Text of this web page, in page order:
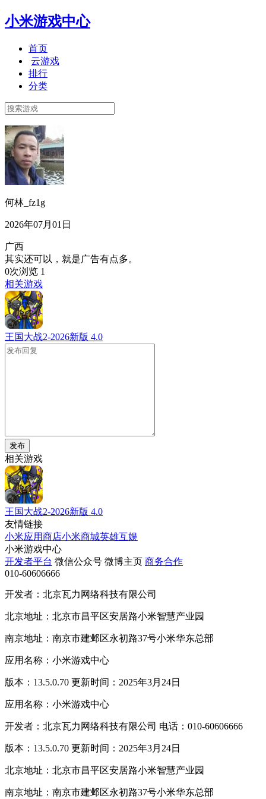
小米游戏中心
首页
云游戏
排行
分类
何林_fz1g
2026年07月01日
广西
其实还可以，就是广告有点多。
0次浏览 1
相关游戏
王国大战2-2026新版 4.0
发布
相关游戏
王国大战2-2026新版 4.0
友情链接
小米应用商店小米商城英雄互娱
小米游戏中心
开发者平台 微信公众号 微博主页 商务合作
010-60606666
开发者：北京瓦力网络科技有限公司
北京地址：北京市昌平区安居路小米智慧产业园
南京地址：南京市建邺区永初路37号小米华东总部
应用名称：小米游戏中心
版本：13.5.0.70 更新时间：2025年3月24日
应用名称：小米游戏中心
开发者：北京瓦力网络科技有限公司 电话：010-60606666
版本：13.5.0.70 更新时间：2025年3月24日
北京地址：北京市昌平区安居路小米智慧产业园
南京地址：南京市建邺区永初路37号小米华东总部